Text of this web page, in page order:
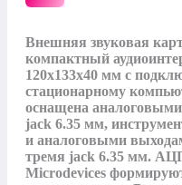
Внешняя звуковая
компактный
120x133x40 мм с
стационарному
оснащена
jack 6.35 мм,
и аналоговыми
тремя jack 6.35 мм.
Microdevices